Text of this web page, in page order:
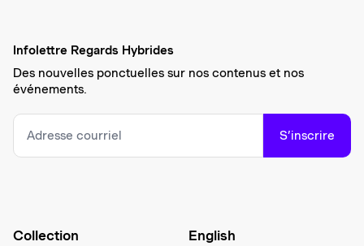
Infolettre Regards Hybrides
Des nouvelles ponctuelles sur nos contenus et nos
événements.
S’inscrire
Collection
English